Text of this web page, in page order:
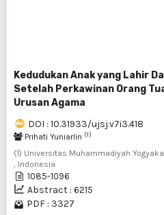
Kedudukan Anak yang Lahir
Setelah Perkawinan Orang
Urusan Agama
DOI : 10.31933/ujsj.v7i3.418
Prihati Yuniarlin (1)
(1) Universitas Muhammadiyah
, Indonesia
1085-1096
Abstract : 6215
PDF : 3327